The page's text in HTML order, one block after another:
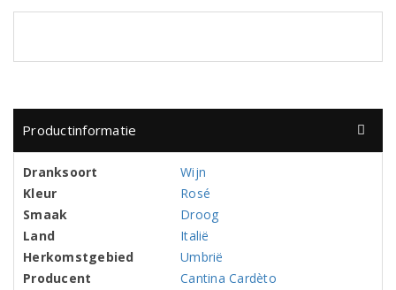
Productinformatie
Dranksoort
Wijn
Kleur
Rosé
Smaak
Droog
Land
Italië
Herkomstgebied
Umbrië
Producent
Cantina Cardèto